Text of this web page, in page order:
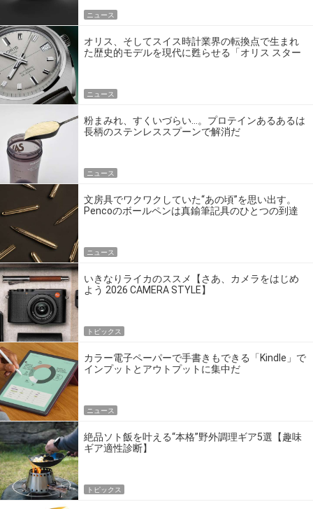
ニュース
オリス、そしてスイス時計業界の転換点で生まれ
た歴史的モデルを現代に甦らせる「オリス スター
ニュース
粉まみれ、すくいづらい…。プロテインあるあるは
長柄のステンレススプーンで解消だ
ニュース
文房具でワクワクしていた“あの頃”を思い出す。
Pencoのボールペンは真鍮筆記具のひとつの到達
ニュース
いきなりライカのススメ【さあ、カメラをはじめ
よう 2026 CAMERA STYLE】
トピックス
カラー電子ペーパーで手書きもできる「Kindle」で
インプットとアウトプットに集中だ
ニュース
絶品ソト飯を叶える“本格”野外調理ギア5選【趣味
ギア適性診断】
トピックス